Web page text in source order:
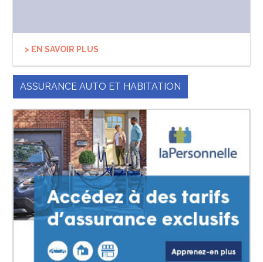
> EN SAVOIR PLUS
ASSURANCE AUTO ET HABITATION